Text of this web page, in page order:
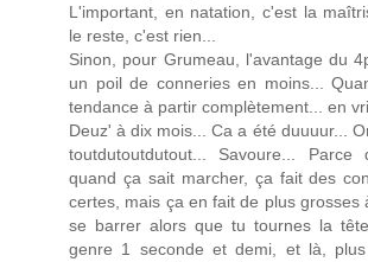
L'important, en natation, c'est la
le reste, c'est rien...
Sinon, pour Grumeau, l'avantage du
un poil de conneries en moins...
tendance à partir complètement... en
Deuz' à dix mois... Ca a été duuuur...
toutdutoutdutout... Savoure... Parce
quand ça sait marcher, ça fait des
certes, mais ça en fait de plus grosses
se barrer alors que tu tournes la
genre 1 seconde et demi, et là,